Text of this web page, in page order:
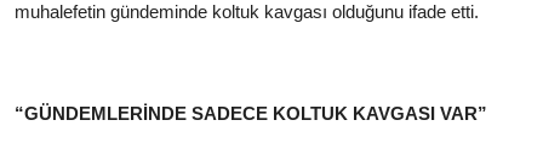
muhalefetin gündeminde koltuk kavgası olduğunu ifade etti.
“GÜNDEMLERİNDE SADECE KOLTUK KAVGASI VAR”